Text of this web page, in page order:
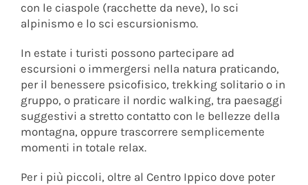
con le ciaspole (racchette da neve), lo sci
alpinismo e lo sci escursionismo.
In estate i turisti possono partecipare ad
escursioni o immergersi nella natura praticando,
per il benessere psicofisico, trekking solitario o in
gruppo, o praticare il nordic walking, tra paesaggi
suggestivi a stretto contatto con le bellezze della
montagna, oppure trascorrere semplicemente
momenti in totale relax.
Per i più piccoli, oltre al Centro Ippico dove poter